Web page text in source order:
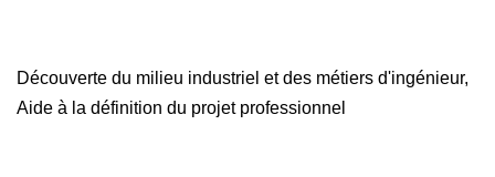
Découverte du milieu industriel et des métiers d'ingénieur,
Aide à la définition du projet professionnel